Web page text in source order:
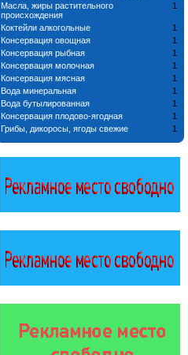
Масла, жиры растительного
происхождения
1
Коктейли алкогольные
1
Консервация овощная
1
Консервация рыбная
1
Консервация молочная
1
Консервация мясная
1
Вода минеральная
1
Вода бутылированная
1
Консервация плодово-ягодная
1
Грибы, дикоросы, ягоды свежие
1